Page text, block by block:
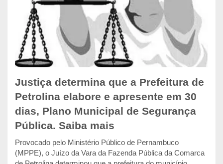
Justiça determina que a Prefeitura de
Petrolina elabore e apresente em 30
dias, Plano Municipal de Segurança
Pública. Saiba mais
Provocado pelo Ministério Público de Pernambuco
(MPPE), o Juízo da Vara da Fazenda Pública da Comarca